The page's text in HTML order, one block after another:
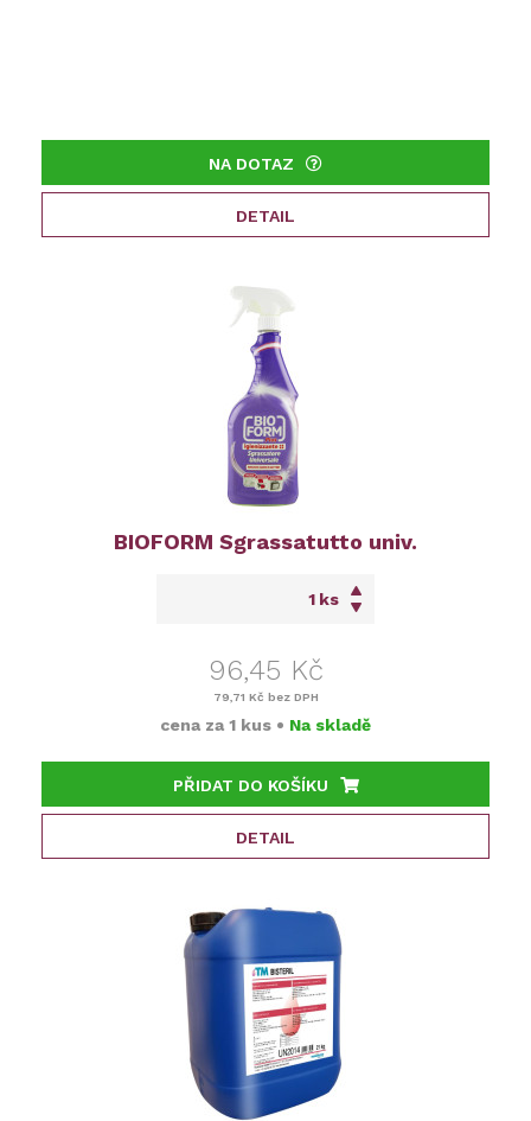
NA DOTAZ
DETAIL
BIOFORM Sgrassatutto univ.
ks
96,45 Kč
79,71 Kč bez DPH
cena za 1 kus • Na skladě
PŘIDAT DO KOŠÍKU
DETAIL